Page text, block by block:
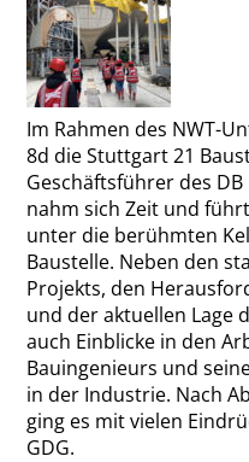
Im Rahmen des NWT-
8d die Stuttgart 21
Geschäftsführer des
nahm sich Zeit und
unter die berühmten
Baustelle. Neben den
Projekts, den
und der aktuellen Lage
auch Einblicke in den
Bauingenieurs und
in der Industrie. Nach
ging es mit vielen
GDG.